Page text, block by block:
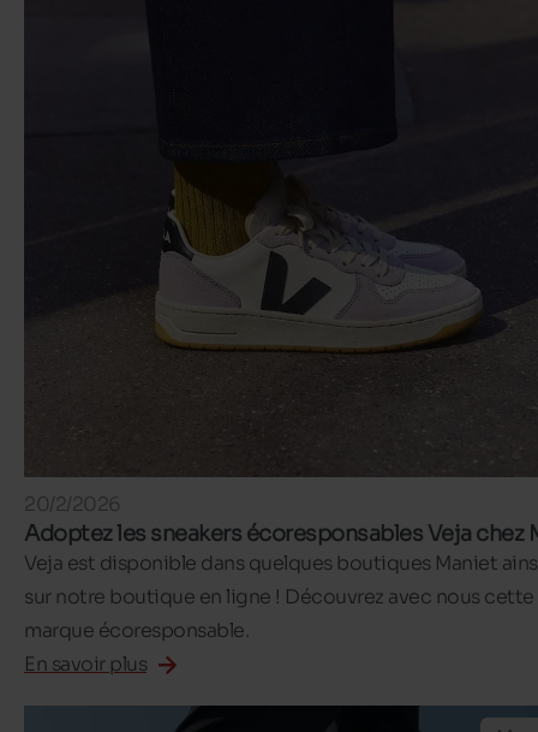
20/2/2026
Adoptez les sneakers écoresponsables Veja chez
Veja est disponible dans quelques boutiques Maniet
sur notre boutique en ligne ! Découvrez avec nous cette
marque écoresponsable.
En savoir plus